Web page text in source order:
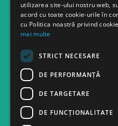
Despre noi
Blog
mail...
TRIMITE
utilizarea site-ului nostru web,
acord cu toate cookie-urile în
cu Politica noastră privind
mai multe
STRICT NECESARE
DE PERFORMANȚĂ
DE TARGETARE
DE FUNCŢIONALITATE